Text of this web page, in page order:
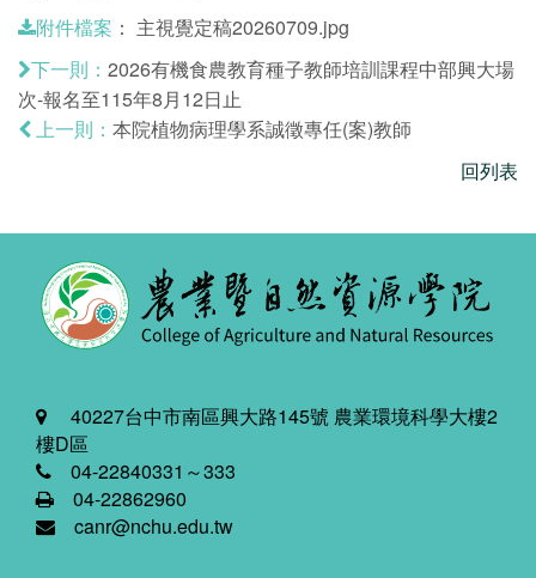
附件檔案 ： 主視覺定稿20260709.jpg
下一則： 2026有機食農教育種子教師培訓課程中部興大場
次-報名至115年8月12日止
上一則： 本院植物病理學系誠徵專任(案)教師
回列表
40227台中市南區興大路145號 農業環境科學大樓2
樓D區
04-22840331～333
04-22862960
canr@nchu.edu.tw